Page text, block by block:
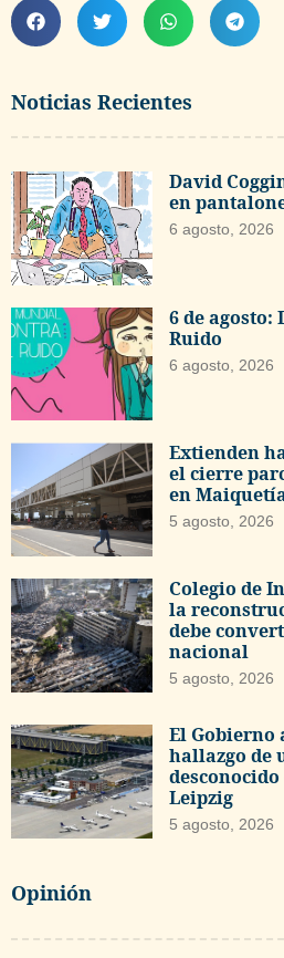
Noticias Recientes
David
en
6 agosto, 2026
6 de
Ruido
6 agosto, 2026
Extienden
el cierre
en
5 agosto, 2026
Colegio de
la
debe
nacional
5 agosto, 2026
El
hallazgo de
Leipzig
5 agosto, 2026
Opinión